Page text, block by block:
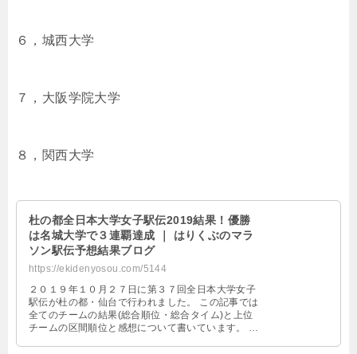
６，城西大学
７，大阪学院大学
８，関西大学
杜の都全日本大学女子駅伝2019結果！優勝
は名城大学で３連覇達成 ｜ はりくぶのマラ
ソン駅伝予想結果ブログ
https://ekidenyosou.com/5144
２０１９年１０月２７日に第３７回全日本大学女子
駅伝が杜の都・仙台で行われました。 この記事では
全てのチームの結果(総合順位・総合タイム)と上位
チームの区間順位と感想について書いています。